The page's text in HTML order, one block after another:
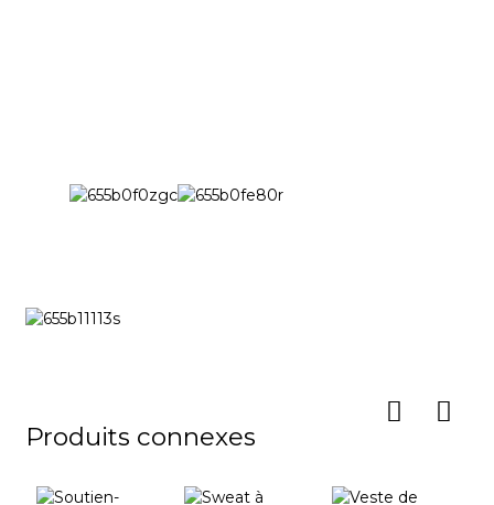
Produits connexes